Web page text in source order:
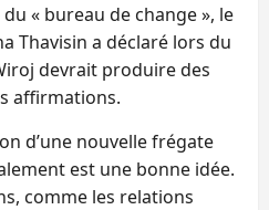
« bureau de change », le
Thavisin a déclaré lors du
devrait produire des
affirmations.
d’une nouvelle frégate
est une bonne idée.
comme les relations